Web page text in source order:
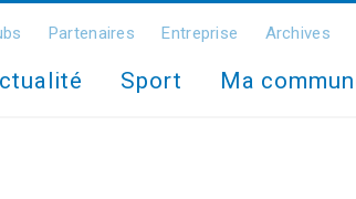
Partenaires Entreprise Archives
Sport Ma